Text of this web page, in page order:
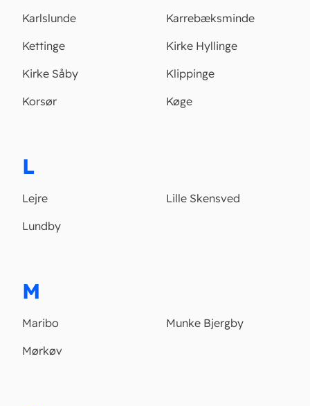
Karlslunde
Karrebæksminde
Kettinge
Kirke Hyllinge
Kirke Såby
Klippinge
Korsør
Køge
L
Lejre
Lille Skensved
Lundby
M
Maribo
Munke Bjergby
Mørkøv